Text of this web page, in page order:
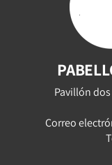
Pavillón
Correo